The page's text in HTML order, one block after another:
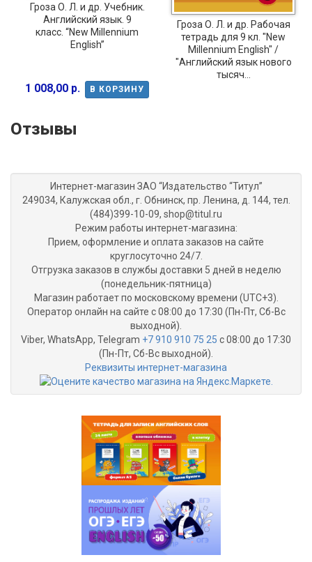
Гроза О. Л. и др. Учебник.
Английский язык. 9
класс. “New Millennium
English”
В КОРЗИНУ
1 008,00 р.
Гроза О. Л. и др. Рабочая
тетрадь для 9 кл. "New
Millennium English" /
"Английский язык нового
тысяч...
Отзывы
Интернет-магазин ЗАО “Издательство “Титул”
249034, Калужская обл., г. Обнинск, пр. Ленина, д. 144, тел.
(484)399-10-09, shop@titul.ru
Режим работы интернет-магазина:
Прием, оформление и оплата заказов на сайте
круглосуточно 24/7.
Отгрузка заказов в службы доставки 5 дней в неделю
(понедельник-пятница)
Магазин работает по московскому времени (UTC+3).
Оператор онлайн на сайте с 08:00 до 17:30 (Пн-Пт, Сб-Вс
выходной).
Viber, WhatsApp, Telegram +7 910 910 75 25 с 08:00 до 17:30
(Пн-Пт, Сб-Вс выходной).
Реквизиты интернет-магазина